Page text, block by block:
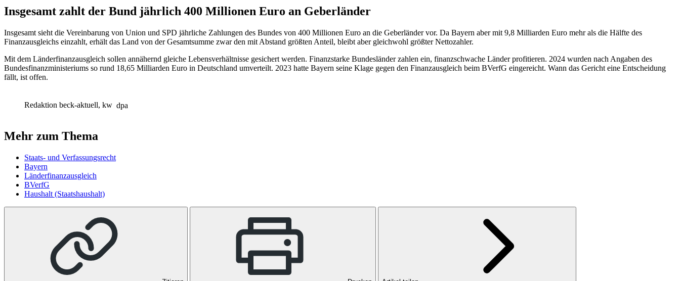
Insgesamt zahlt der Bund jährlich 400 Millionen Euro an Geberländer
Insgesamt sieht die Vereinbarung von Union und SPD jährliche Zahlungen des Bundes von 400 Millionen Euro an die Geberländer vor. Da Bayern aber mit 9,8 Milliarden Euro mehr als die Hälfte des
Finanzausgleichs einzahlt, erhält das Land von der Gesamtsumme zwar den mit Abstand größten Anteil, bleibt aber gleichwohl größter Nettozahler.
Mit dem Länderfinanzausgleich sollen annähernd gleiche Lebensverhältnisse gesichert werden. Finanzstarke Bundesländer zahlen ein, finanzschwache Länder profitieren. 2024 wurden nach Angaben des
Bundesfinanzministeriums so rund 18,65 Milliarden Euro in Deutschland umverteilt. 2023 hatte Bayern seine Klage gegen den Finanzausgleich beim BVerfG eingereicht. Wann das Gericht eine Entscheidung
fällt, ist offen.
Redaktion beck-aktuell, kw dpa
Mehr zum Thema
Staats- und Verfassungsrecht
Bayern
Länderfinanzausgleich
BVerfG
Haushalt (Staatshaushalt)